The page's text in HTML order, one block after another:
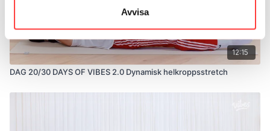
Avvisa
12:15
DAG 20/30 DAYS OF VIBES 2.0 Dynamisk helkroppsstretch